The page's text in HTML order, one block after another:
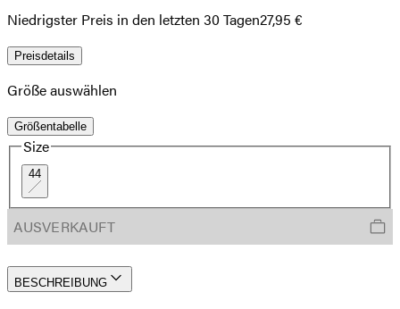
Niedrigster Preis in den letzten 30 Tagen27,95 €
Preisdetails
Größe auswählen
Größentabelle
Size
44
AUSVERKAUFT
BESCHREIBUNG